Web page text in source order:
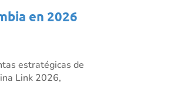
en 2026
estratégicas de
Link 2026,